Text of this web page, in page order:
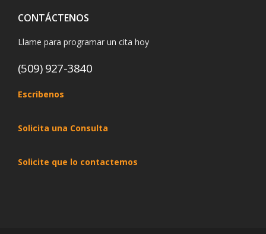
CONTÁCTENOS
Llame para programar un cita hoy
(509) 927-3840
Escribenos
Solicita una Consulta
Solicite que lo contactemos